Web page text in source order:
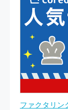
ファクタリン